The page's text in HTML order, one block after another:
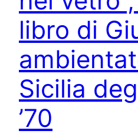
libro di
Sicilia
’70